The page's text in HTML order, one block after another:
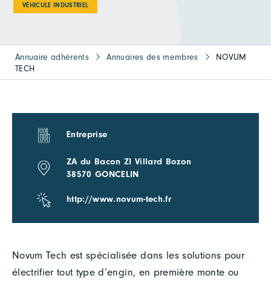
VÉHICULE INDUSTRIEL
Annuaire adhérents Annuaires des membres
NOVUM
TECH
Novum Tech est spécialisée dans les solutions pour
électrifier tout type d’engin, en première monte ou
Entreprise
ZA du Bacon ZI Villard Bozon
38570 GONCELIN
http://www.novum-tech.fr